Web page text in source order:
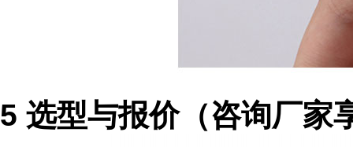
5 选型与报价（咨询厂家